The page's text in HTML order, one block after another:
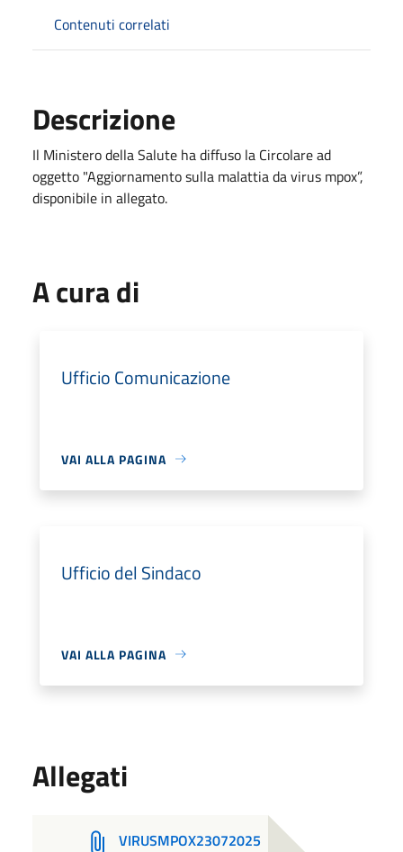
Contenuti correlati
Descrizione
Il Ministero della Salute ha diffuso la Circolare ad
oggetto "Aggiornamento sulla malattia da virus mpox”,
disponibile in allegato.
A cura di
Ufficio Comunicazione
VAI ALLA PAGINA
Ufficio del Sindaco
VAI ALLA PAGINA
Allegati
VIRUSMPOX23072025